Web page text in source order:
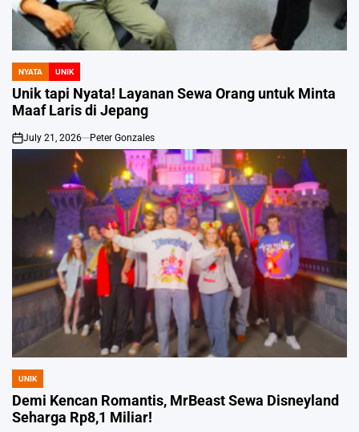
POSTED
IN
NYATA UNIK
Unik tapi Nyata! Layanan Sewa Orang untuk Minta
Maaf Laris di Jepang
on
July 21, 2026 Peter Gonzales
POSTED
IN
UNIK
Demi Kencan Romantis, MrBeast Sewa Disneyland
Seharga Rp8,1 Miliar!